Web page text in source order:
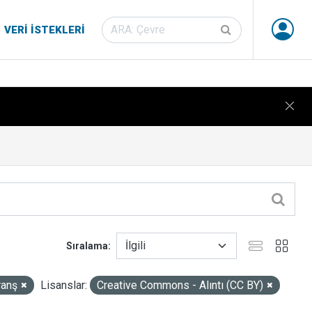
VERI İSTEKLERI
Sıralama
Lisanslar: Creative Commons - Alıntı (CC BY)